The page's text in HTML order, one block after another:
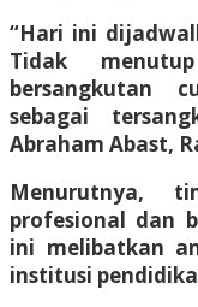
“Hari ini
Tidak
bersangkutan
sebagai
Abraham Abast,
Menurutnya,
profesional dan
ini melibatkan
institusi